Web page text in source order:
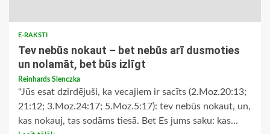
E-RAKSTI
Tev nebūs nokaut – bet nebūs arī dusmoties
un nolamāt, bet būs izlīgt
Reinhards Slenczka
“Jūs esat dzirdējuši, ka vecajiem ir sacīts (2.Moz.20:13;
21:12; 3.Moz.24:17; 5.Moz.5:17): tev nebūs nokaut, un,
kas nokauj, tas sodāms tiesā. Bet Es jums saku: kas...